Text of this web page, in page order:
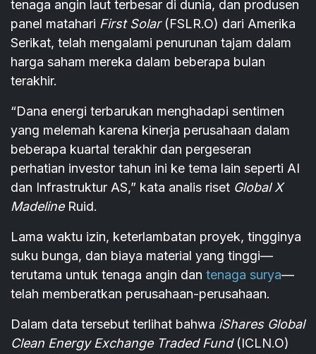
tenaga angin laut terbesar di dunia, dan produsen
panel matahari First Solar(FSLR.O) dari Amerika
Serikat, telah mengalami penurunan tajam dalam
harga saham mereka dalam beberapa bulan
terakhir.
“Dana energi terbarukan menghadapi sentimen
yang melemah karena kinerja perusahaan dalam
beberapa kuartal terakhir dan pergeseran
perhatian investor tahun ini ke tema lain seperti AI
dan Infrastruktur AS,” kata analis riset Global X
MadelineRuid.
Lama waktu izin, keterlambatan proyek, tingginya
suku bunga, dan biaya material yang tinggi—
terutama untuk tenaga angin dan tenaga surya—
telah memberatkan perusahaan-perusahaan.
Dalam data tersebut terlihat bahwa iShares Global
Clean Energy Exchange Traded Fund(ICLN.O)